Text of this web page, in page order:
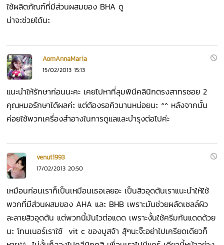
ใช้ผลิตภัณฑ์ที่มีส่วนผสมของ BHA ดู
น่าจะช่วยได้นะ
AomAnnaMaria
15/02/2013 15:13
แนะนำให้รักษาก่อนนะคะ เคยไปหาที่ลุมพินีคลินิกตรงสาทรซอย 2
คุณหมอรักษาได้ผลค่ะ แต่ต้องรอคิวนานหน่อยนะ ^^ หลังจากนั้น
ค่อยใช้พวกเครื่องสำอางในการดูแลและบำรุงต่อไปค่ะ
venut1993
17/02/2013 20:50
เหมือนก่อนเราก็เป็นเหมือนเธอเลยอะ เป็นสิวอุดตันเราแนะนำให้ใช้
พวกที่มีส่วนผสมของ AHA และ BHB เพราะมันช่วยผลัดเซลล์ผิว
ละลายสิวอุดตัน แต่พวกนี้มันไวต่อแดด เพราะงั้นใช้ครีมกันแดดด้วย
นะ โทนเนอร์เราใช้ vit c ของบูสจ้า สุ้ๆนะจ๊ะอย่าไปเครียดเดียวก็